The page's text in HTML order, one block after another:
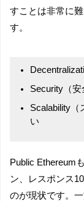
すことは非常に
す。
Security（
Scalability（
い
Public Ethereum
ン、レスポンス
のが現状です。